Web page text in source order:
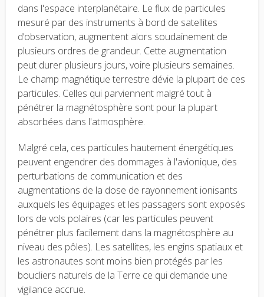
dans l'espace interplanétaire. Le flux de particules
mesuré par des instruments à bord de satellites
d’observation, augmentent alors soudainement de
plusieurs ordres de grandeur. Cette augmentation
peut durer plusieurs jours, voire plusieurs semaines.
Le champ magnétique terrestre dévie la plupart de ces
particules. Celles qui parviennent malgré tout à
pénétrer la magnétosphère sont pour la plupart
absorbées dans l'atmosphère.
Malgré cela, ces particules hautement énergétiques
peuvent engendrer des dommages à l'avionique, des
perturbations de communication et des
augmentations de la dose de rayonnement ionisants
auxquels les équipages et les passagers sont exposés
lors de vols polaires (car les particules peuvent
pénétrer plus facilement dans la magnétosphère au
niveau des pôles). Les satellites, les engins spatiaux et
les astronautes sont moins bien protégés par les
boucliers naturels de la Terre ce qui demande une
vigilance accrue.